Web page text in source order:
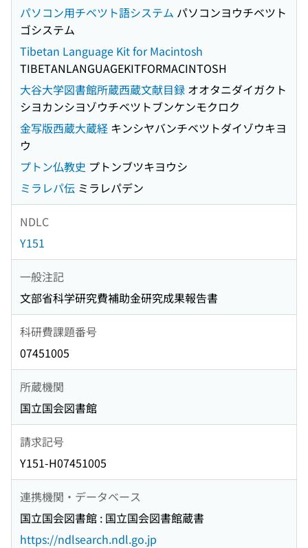
パソコン用チベツト語システム パソコンヨウチベツト
ゴシステム
Tibetan Language Kit for Macintosh
TIBETANLANGUAGEKITFORMACINTOSH
大谷大学図書館所蔵西蔵文献目録 オオタニダイガクト
シヨカンシヨゾウチベツトブンケンモクロク
金写版西蔵大蔵経 キンシヤバンチベツトダイゾウキヨ
ウ
プトン仏教史 プトンブツキヨウシ
ミラレパ伝 ミラレパデン
NDLC
Y151
一般注記
文部省科学研究費補助金研究成果報告書
科研費課題番号
07451005
所蔵機関
国立国会図書館
請求記号
Y151-H07451005
連携機関・データベース
国立国会図書館 : 国立国会図書館蔵書
https://ndlsearch.ndl.go.jp